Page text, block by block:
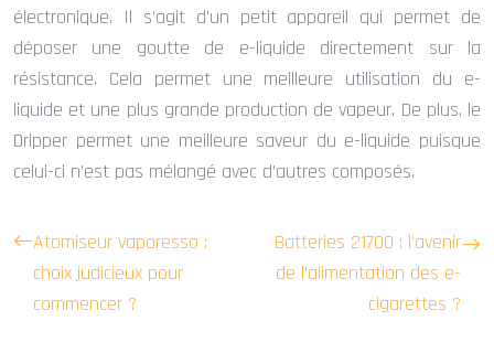
électronique. Il s’agit d’un petit appareil qui permet de
déposer une goutte de e-liquide directement sur la
résistance. Cela permet une meilleure utilisation du e-
liquide et une plus grande production de vapeur. De plus, le
Dripper permet une meilleure saveur du e-liquide puisque
celui-ci n’est pas mélangé avec d’autres composés.
Atomiseur vaporesso :
choix judicieux pour
commencer ?
Batteries 21700 : l’avenir
de l’alimentation des e-
cigarettes ?